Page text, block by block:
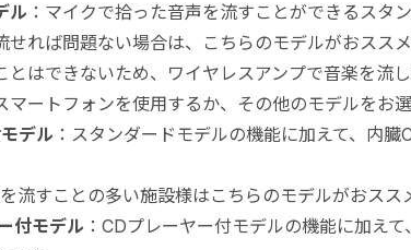
ル ：マイクで拾った音声を流すことができるスタ
せれば問題ない場合は、こちらのモデルがおスス
とはできないため、ワイヤレスアンプで音楽を流
マートフォンを使用するか、その他のモデルをお選
デル ：スタンダードモデルの機能に加えて、内
流すことの多い施設様はこちらのモデルがおスス
付モデル ：CDプレーヤー付モデルの機能に加え